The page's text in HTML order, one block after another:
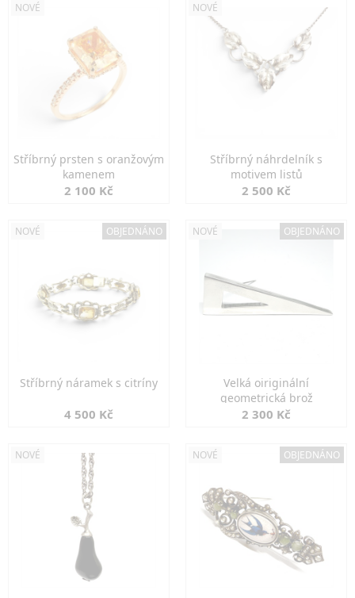
NOVÉ
Stříbrný prsten s oranžovým
kamenem
2 100 Kč
NOVÉ
Stříbrný náhrdelník s
motivem listů
2 500 Kč
NOVÉ OBJEDNÁNO
Stříbrný náramek s citríny
4 500 Kč
NOVÉ OBJEDNÁNO
Velká oiriginální
geometrická brož
2 300 Kč
NOVÉ NOVÉ OBJEDNÁNO